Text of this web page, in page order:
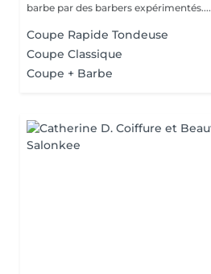
barbe par des barbers expérimentés....
Coupe Rapide Tondeuse
Coupe Classique
Coupe + Barbe